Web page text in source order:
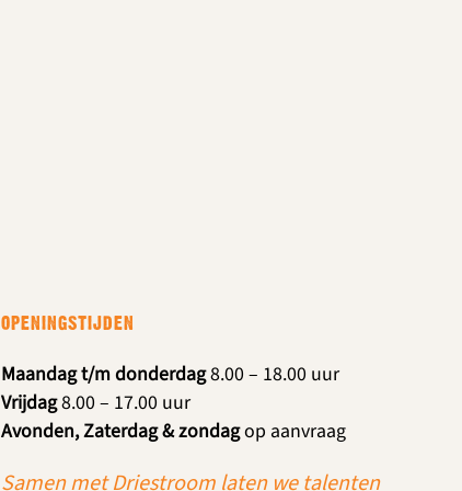
OPENINGSTIJDEN
Maandag t/m donderdag8.00 – 18.00 uur
Vrijdag8.00 – 17.00 uur
Avonden, Zaterdag & zondagop aanvraag
Samen met Driestroom laten we talenten